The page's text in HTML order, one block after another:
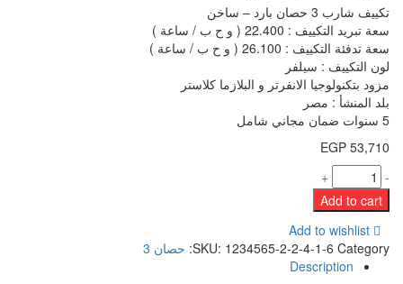
تكييف شارب 3 حصان بارد – ساخن
سعة تبريد التكييف : 22.400 ( و ح ب / ساعة )
سعة تدفئة التكييف : 26.100 ( و ح ب / ساعة )
لون التكييف : سيلفر
مزود بتكنولوجيا الانفرتر و البلازما كلاستر
بلد المنشأ : مصر
5 سنوات ضمان مجاني شامل
EGP 53,710
-
+
Add to cart
Add to wishlist
SKU: 1234565-2-2-4-1-6 Category:
حصان 3
Description